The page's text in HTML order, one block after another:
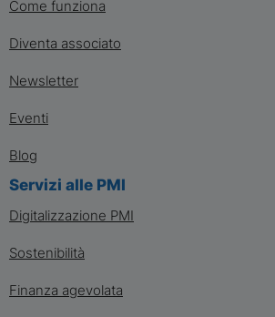
Come funziona
Diventa associato
Newsletter
Eventi
Blog
Servizi alle PMI
Digitalizzazione PMI
Sostenibilità
Finanza agevolata